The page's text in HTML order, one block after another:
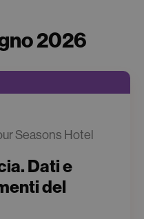
2026
Seasons Hotel
Dati e
del